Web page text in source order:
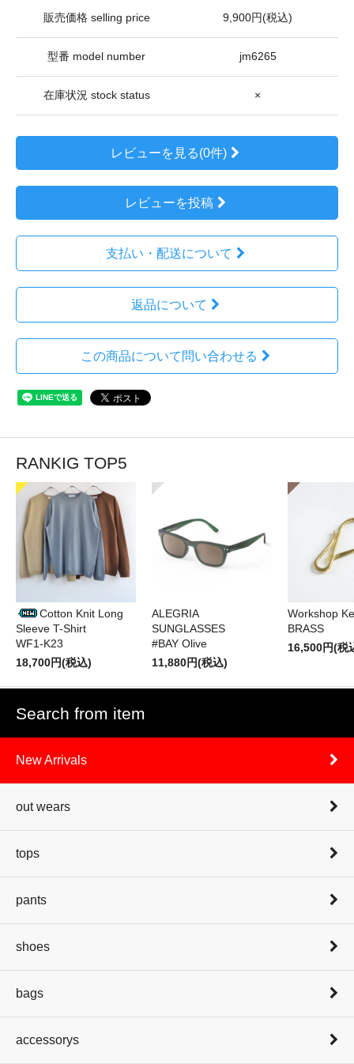
販売価格 selling price 9,900円(税込)
型番 model number jm6265
在庫状況 stock status ×
レビューを見る(0件)
レビューを投稿
支払い・配送について
返品について
この商品について問い合わせる
RANKIG TOP5
Cotton Knit Long
Sleeve T-Shirt
WF1-K23
18,700円(税込)
ALEGRIA
SUNGLASSES
#BAY Olive
11,880円(税込)
Workshop
BRASS
16,500円(税
Search from item
New Arrivals
out wears
tops
pants
shoes
bags
accessorys